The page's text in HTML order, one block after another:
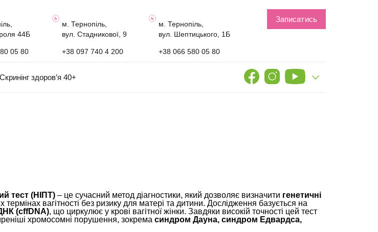
44Б
05 80
м. Тернопіль,
вул. Стадникової, 9
+38 097 740 4 200
м. Тернопіль,
вул. Шептицького, 1Б
+38 066 580 05 80
Записатись
Скринінг здоров’я 40+
тест (НІПТ) – це сучасний метод діагностики, який дозволяє визначити генетичні
термінах вагітності без ризику для матері та дитини. Дослідження базується на
(cffDNA), що циркулює у крові вагітної жінки. Завдяки високій точності цей тест
хромосомні порушення, зокрема синдром Дауна, синдром Едвардса,